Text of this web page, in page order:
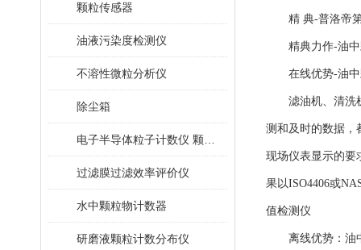
颗粒传感器
油液污染度检测仪
不溶性微粒分析仪
除尘箱
过滤膜过滤效率评价仪
水中颗粒物计数器
研磨液颗粒计数分布仪
精 典-普洛帝第
精典力作-油中
在线优势-油中
滤油机、清洗机
测和及时的数据，
现场仪表显示的要
果以ISO4406或
值检测仪
离线优势：油